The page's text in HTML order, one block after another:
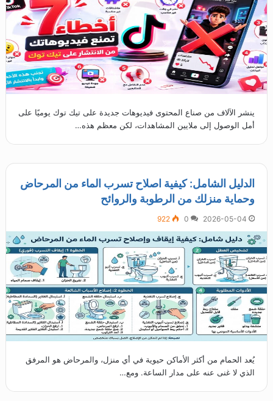
ينشر الآلاف من صناع المحتوى فيديوهات جديدة على تيك توك يوميًا على
أمل الوصول إلى ملايين المشاهدات، لكن معظم هذه…
الدليل الشامل: كيفية اصلاح تسرب الماء من المرحاض
وحماية منزلك من الرطوبة والروائح
2026-05-04
0
922
يُعد الحمام من أكثر الأماكن حيوية في أي منزل، والمرحاض هو المرفق
الذي لا غنى عنه على مدار الساعة. ومع…